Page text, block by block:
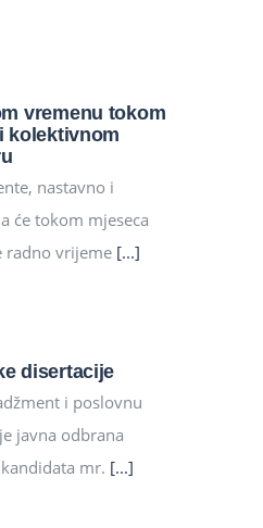
vremenu tokom
kolektivnom
nastavno i
će tokom mjeseca
radno vrijeme [...]
disertacije
i poslovnu
javna odbrana
mr. [...]